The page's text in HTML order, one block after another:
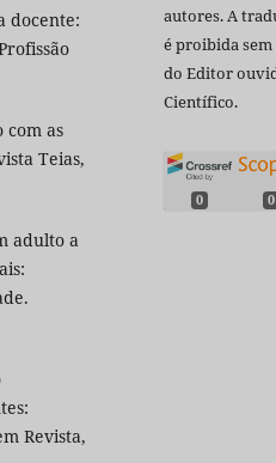
docente:
com as
Teias,
adulto a
Revista,
autores. A
é proibida
do Editor
Científico.
0 0